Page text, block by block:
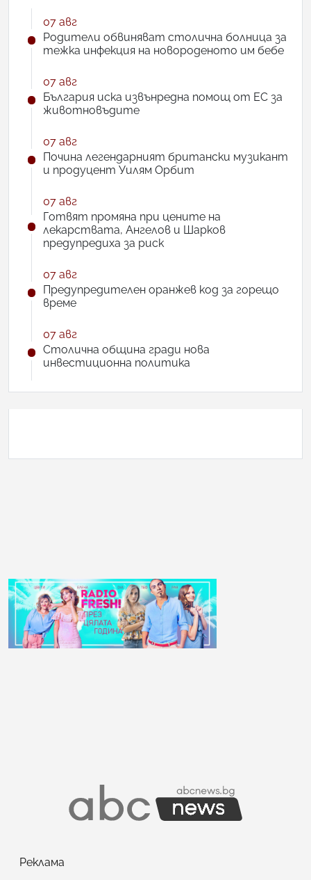
07 авг
Родители обвиняват столична болница за
тежка инфекция на новороденото им бебе
07 авг
България иска извънредна помощ от ЕС за
животновъдите
07 авг
Почина легендарният британски музикант
и продуцент Уилям Орбит
07 авг
Готвят промяна при цените на
лекарствата, Ангелов и Шарков
предупредиха за риск
07 авг
Предупредителен оранжев код за горещо
време
07 авг
Столична община гради нова
инвестиционна политика
Реклама